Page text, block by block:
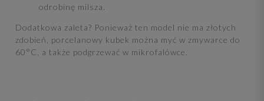
odrobinę milsza.
Dodatkowa zaleta? Ponieważ ten model nie ma złotych
zdobień, porcelanowy kubek można myć w zmywarce do
60°C, a także podgrzewać w mikrofalówce.